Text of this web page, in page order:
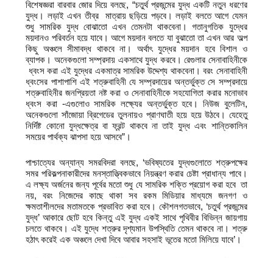
বিশেষজ্ঞরা বারবার জোর দিয়ে বলছে, “চতুর্থ প্রজন্মের যুদ্ধ একটি নতুন ধরণের
যুদ্ধ। লড়াই এখন তীব্র মাত্রায় ছড়িয়ে পড়বে। লড়াই বলতে আগে যেমন
শুধু সামরিক যুদ্ধ বোঝাতো এখন তেমনটা থাকবেনা। গতানুগতিক যুদ্ধের
ময়দানও পরিবর্তন হয়ে যাবে। আগে ময়দান বলতে যা বুঝাতো তা এখন আর অল্প
কিছু অঞ্চলে সীমাবদ্ধ থাকবে না। অর্থাৎ যুদ্ধের ময়দান হবে বিশাল ও
ব্যাপক। অনেকগুলো সম্প্রদায় একসাথে যুদ্ধ করবে। রেগুলার সেনাবাহিনীকে
ধ্বংস করা এই যুদ্ধের একমাত্র সামরিক উদ্দেশ্য থাকবেনা। বরং সেনাবাহিনী
ধ্বংসের পাশাপাশি এই শত্রুবাহিনী যে সম্প্রদায়ের অন্তর্ভুক্ত সে সম্প্রদায়ে
শত্রুবাহিনীর জনপ্রিয়তা নষ্ট করা ও সেনাবাহিনীকে সহযোগিতা করার মনোভাব
ধ্বংস করা -এগুলোও সামরিক লক্ষ্যের অন্তর্ভুক্ত হবে। নিউজ বুলেটিন,
অনেকগুলো সাঁজোয়া ব্রিগেডের তুলনায়ও প্রাণঘাতী হয়ে হয়ে উঠবে। যেহেতু
নির্দিষ্ট কোনো যুদ্ধক্ষেত্র বা ফ্রন্ট থাকবে না তাই যুদ্ধ এবং শান্তিকালিন
সময়ের পার্থক্য ঝাপসা হয়ে আসবে”।
পাশ্চাত্যের অন্যান্য সমরবিদরা বলছে, ‘ভবিষ্যতের যুদ্ধগুলোতে শত্রুপক্ষের
সমর পরিকল্পনাকারীদের মনস্তাত্ত্বিকভাবে নিয়ন্ত্রণ করার চেষ্টা প্রাধান্য পাবে।
এ লক্ষ্য অর্জনের জন্য পূর্বের মতো শুধু যে সামরিক শক্তি প্রয়োগ করা হবে তা
নয়, বরং নিজেদের কাছে থাকা সব রকম মিডিয়ার মাধ্যমে জনগণ ও
ক্ষমতাশীলদের মতামতকে প্রভাবিত করা হবে। কৌশলগতভাবে, ‘চতুর্থ প্রজন্মের
যুদ্ধ’ আকারে ছোট হবে কিন্তু এই যুদ্ধ একই সাথে পৃথিবীর বিভিন্ন জায়গায়
চলতে থাকবে। এই যুদ্ধে শত্রুর দৃশ্যমান উপস্থিতি তেমন থাকবে না। শত্রু
হঠাৎ করেই এক অঞ্চলে দেখা দিবে আবার সহসাই ভূতের মতো মিলিয়ে যাবে’।